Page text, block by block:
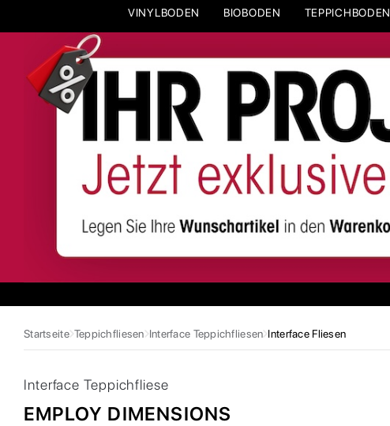
VINYLBODEN BIOBODEN TEPPICHBODEN
Startseite Teppichfliesen Interface Teppichfliesen Interface Fliesen
Interface Teppichfliese
EMPLOY DIMENSIONS